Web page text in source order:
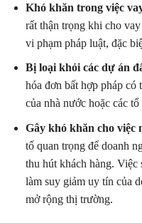
Khó khăn trong việc
rất thận trọng khi cho
vi phạm pháp luật, đặc
Bị loại khỏi các dự án
hóa đơn bất hợp pháp có
của nhà nước hoặc các
Gây khó khăn cho
tố quan trọng để doanh
thu hút khách hàng. Việc
làm suy giảm uy tín của
mở rộng thị trường.